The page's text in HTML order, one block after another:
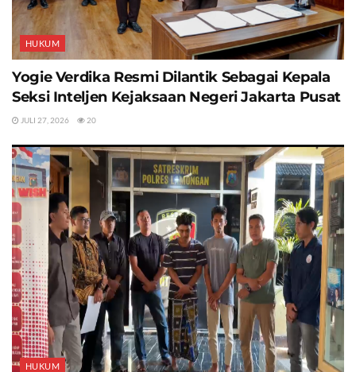
HUKUM
Yogie Verdika Resmi Dilantik Sebagai Kepala
Seksi Inteljen Kejaksaan Negeri Jakarta Pusat
JULI 27, 2026 20
HUKUM